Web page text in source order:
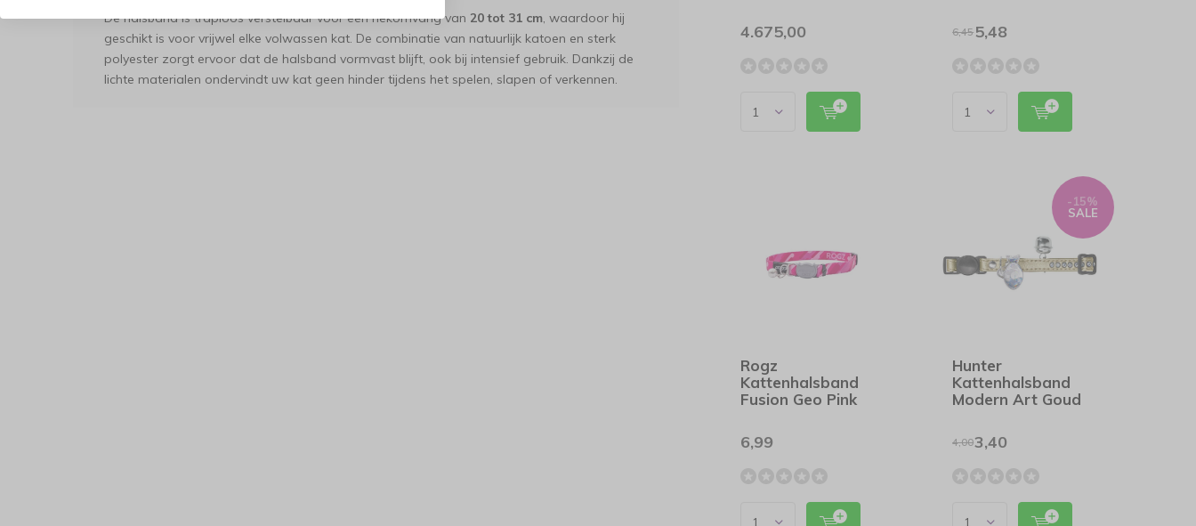
De halsband is traploos verstelbaar voor een nekomvang van 20 tot 31 cm, waardoor hij
geschikt is voor vrijwel elke volwassen kat. De combinatie van natuurlijk katoen en sterk
polyester zorgt ervoor dat de halsband vormvast blijft, ook bij intensief gebruik. Dankzij de
lichte materialen ondervindt uw kat geen hinder tijdens het spelen, slapen of verkennen.
4.675,00 6,455,48
Rogz
Kattenhalsband
Fusion Geo Pink
6,99
Hunter
Kattenhalsband
Modern Art Goud
-15%
SALE
4,003,40